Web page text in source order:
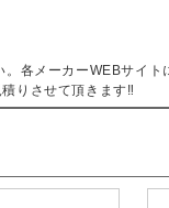
各メーカーWEBサイト
りさせて頂きます‼